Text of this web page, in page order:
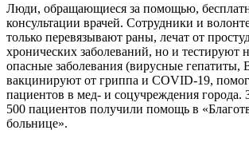
Люди, обращающиеся за помощью,
консультации врачей. Сотрудники и
только перевязывают раны, лечат от
хронических заболеваний, но и тестируют
опасные заболевания (вирусные гепатиты,
вакцинируют от гриппа и COVID-19,
пациентов в мед- и соцучреждения города.
500 пациентов получили помощь в
больнице».